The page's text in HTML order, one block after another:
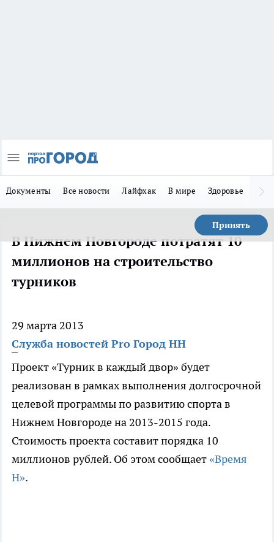
Документы Все новости Лайфхак В мире Здоровье
Принять
В Нижнем Новгороде потратят 10
миллионов на строительство
турников
29 марта 2013
Служба новостей Pro Город НН
Проект «Турник в каждый двор» будет
реализован в рамках выполнения долгосрочной
целевой программы по развитию спорта в
Нижнем Новгороде на 2013-2015 года.
Стоимость проекта составит порядка 10
миллионов рублей. Об этом сообщает «Время
Н».